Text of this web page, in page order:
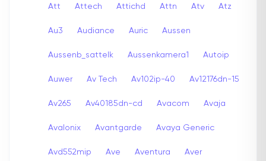
Att Attech Attichd Attn Atv Atz
Au3 Audiance Auric Aussen
Aussenb_sattelk Aussenkamera1 Autoip
Auwer Av Tech Av102ip-40 Av12176dn-15
Av265 Av40185dn-cd Avacom Avaja
Avalonix Avantgarde Avaya Generic
Avd552mip Ave Aventura Aver